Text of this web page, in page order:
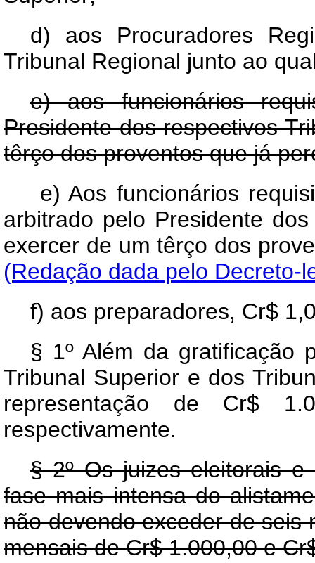
d) aos Procuradores
Tribunal Regional junto ao
e) aos funcionários
Presidente dos respectivos
têrço dos proventos que já
e) Aos funcionários
arbitrado pelo Presidente
exercer de um têrço
(Redação dada pelo Decreto-
f) aos preparadores, Cr$
§ 1º Além da gratificação
Tribunal Superior e dos
representação de Cr$
respectivamente.
§ 2º Os juizes eleitorais
fase mais intensa do
não devendo exceder de seis
mensais de Cr$ 1.000,00 e